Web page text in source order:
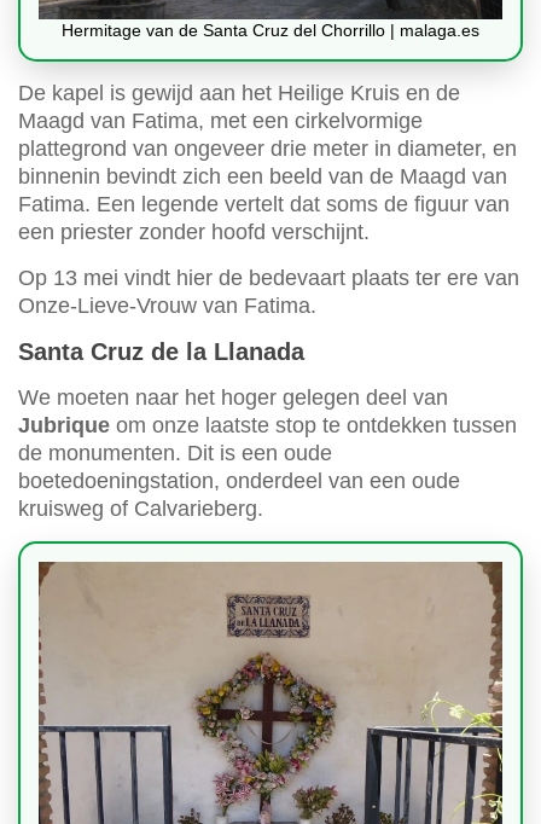
Hermitage van de Santa Cruz del Chorrillo | malaga.es
De kapel is gewijd aan het Heilige Kruis en de
Maagd van Fatima, met een cirkelvormige
plattegrond van ongeveer drie meter in diameter, en
binnenin bevindt zich een beeld van de Maagd van
Fatima. Een legende vertelt dat soms de figuur van
een priester zonder hoofd verschijnt.
Op 13 mei vindt hier de bedevaart plaats ter ere van
Onze-Lieve-Vrouw van Fatima.
Santa Cruz de la Llanada
We moeten naar het hoger gelegen deel van
Jubrique om onze laatste stop te ontdekken tussen
de monumenten. Dit is een oude
boetedoeningstation, onderdeel van een oude
kruisweg of Calvarieberg.